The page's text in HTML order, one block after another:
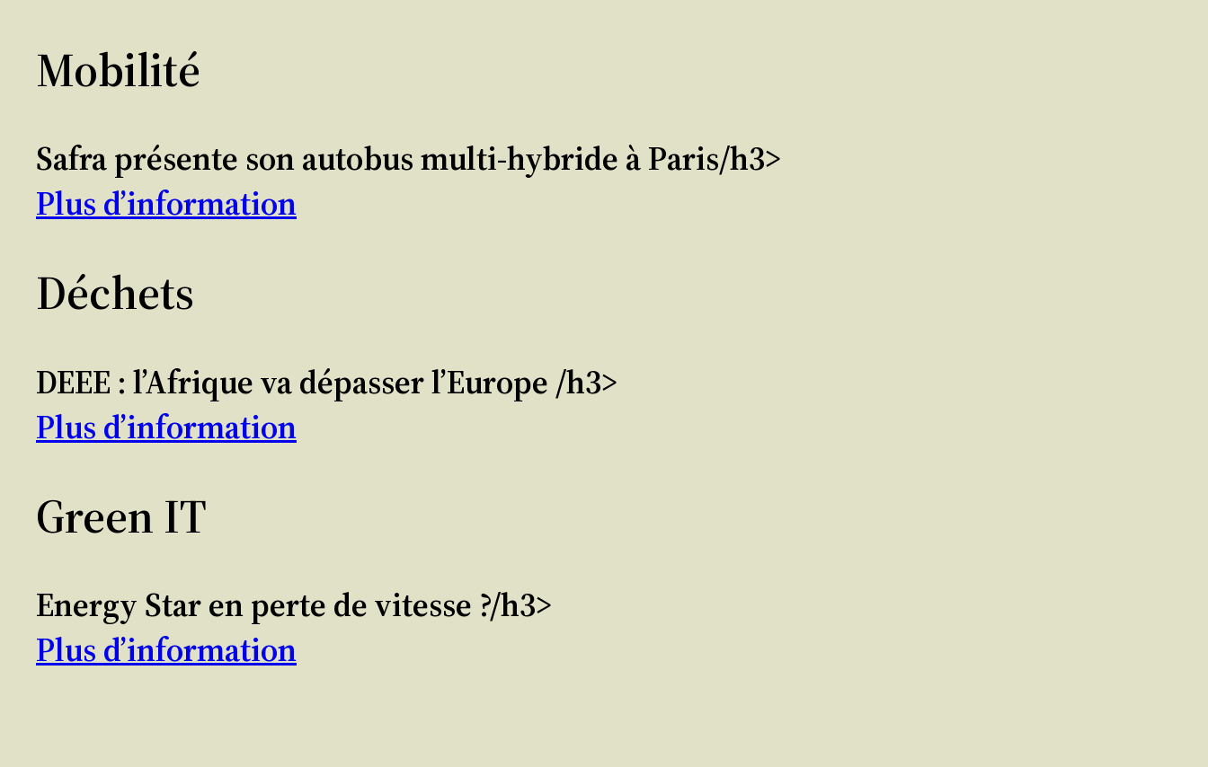
Mobilité
Safra présente son autobus multi-hybride à Paris/h3>
Plus d’information
Déchets
DEEE : l’Afrique va dépasser l’Europe /h3>
Plus d’information
Green IT
Energy Star en perte de vitesse ?/h3>
Plus d’information